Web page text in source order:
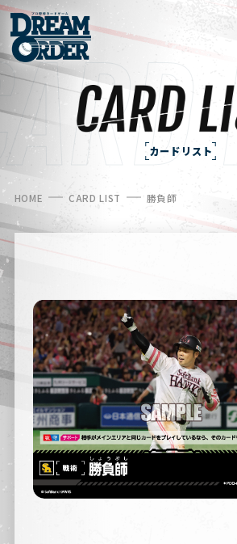
カードリスト
HOME CARD LIST 勝負師